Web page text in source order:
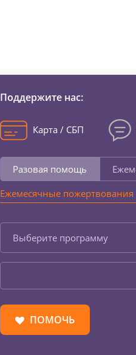
Поддержите нас:
Карта / СБП
Разовая помощь
Ежемесячные
Выберите программу
ПОМОЧЬ